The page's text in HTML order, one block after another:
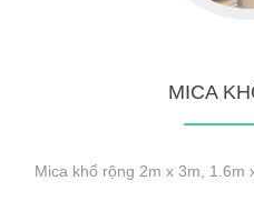
MICA
Mica khổ rộng 2m x 3m, 1.6m